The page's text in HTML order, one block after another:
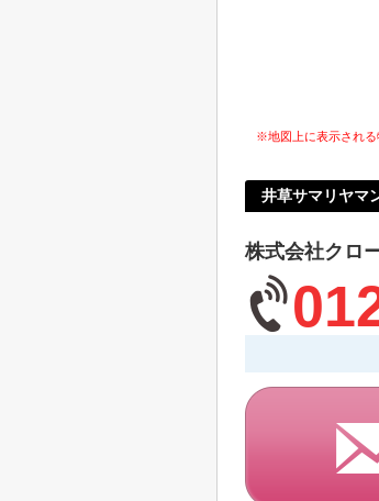
※地図上に表示される
井草サマリヤマ
株式会社クロ